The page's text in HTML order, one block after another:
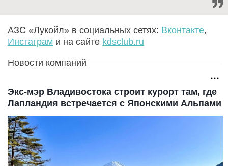
АЗС «Лукойл» в социальных сетях: Вконтакте,
Инстаграм и на сайте kdsclub.ru
Новости компаний
Экс-мэр Владивостока строит курорт там, где
Лапландия встречается с Японскими Альпами